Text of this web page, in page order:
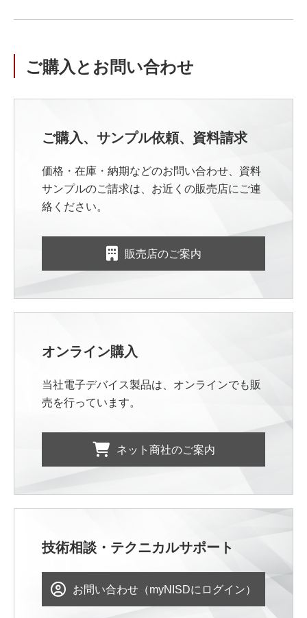
ご購入とお問い合わせ
ご購入、サンプル依頼、資料請求
価格・在庫・納期などのお問い合わせ、資料
サンプルのご請求は、お近くの販売店にご連
絡ください。
販売店のご案内
オンライン購入
当社電子デバイス製品は、オンラインでも販
売を行っています。
ネット商社のご案内
技術相談・テクニカルサポート
お問い合わせ（myNISDにログイン）